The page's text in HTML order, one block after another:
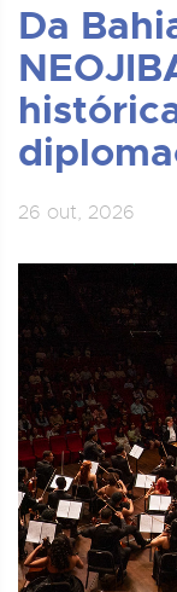
Da
26 out, 2026